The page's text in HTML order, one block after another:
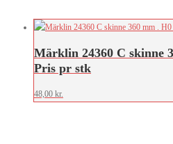
Märklin 24360 C skinne
Pris pr stk
48,00 kr.